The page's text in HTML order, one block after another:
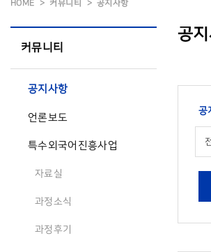
HOME 커뮤니티 공지사항
커뮤니티
공지사항
언론보도
특수외국어진흥사업
자료실
과정소식
과정후기
공
공